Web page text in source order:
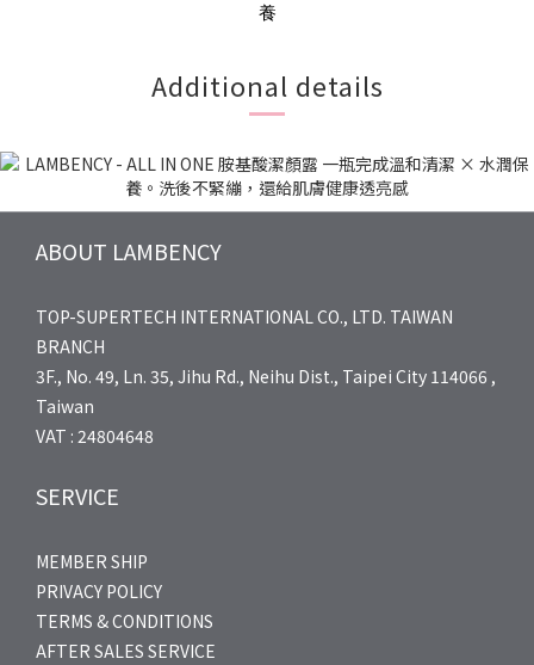
養
Additional details
ABOUT LAMBENCY
TOP-SUPERTECH INTERNATIONAL CO., LTD. TAIWAN
BRANCH
3F., No. 49, Ln. 35, Jihu Rd., Neihu Dist., Taipei City 114066 ,
Taiwan
VAT : 24804648
SERVICE
MEMBER SHIP
PRIVACY POLICY
TERMS & CONDITIONS
AFTER SALES SERVICE